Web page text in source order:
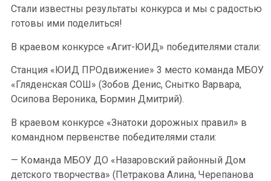
Стали известны результаты конкурса и мы с радостью
готовы ими поделиться!
В краевом конкурсе «Агит-ЮИД» победителями стали:
Станция «ЮИД ПРОдвижение» 3 место команда МБОУ
«Гляденская СОШ» (Зобов Денис, Снытко Варвара,
Осипова Вероника, Бормин Дмитрий).
В краевом конкурсе «Знатоки дорожных правил» в
командном первенстве победителями стали:
— Команда МБОУ ДО «Назаровский районный Дом
детского творчества» (Петракова Алина, Черепанова